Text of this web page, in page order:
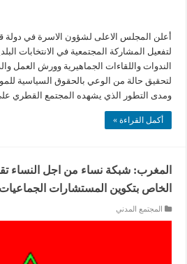
أعلن المجلس الاعلى لشؤون الاسرة في
لتفعيل المشاركة المجتمعية في الانتخابات
الندوات واللقاءات الجماهيرية وورش العمل
لتحقيق حالة من الوعي بالحقوق السياسية
ومدى التطور الذي يشهده المجتمع القطري
أكمل القراءة »
المغرب: شبكة نساء من اجل النساء
الخاص بتكوين المستشارات الجماعيات
المجتمع المدني